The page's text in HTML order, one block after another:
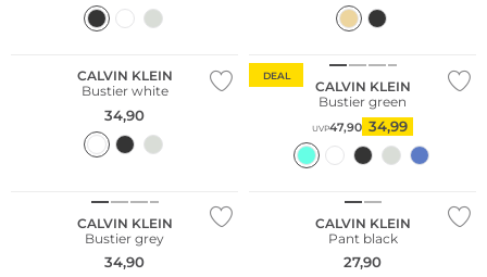
CALVIN KLEIN
Bustier white
34,90
DEAL
CALVIN KLEIN
Bustier green
UVP47,90 34,99
CALVIN KLEIN
Bustier grey
34,90
CALVIN KLEIN
Pant black
27,90